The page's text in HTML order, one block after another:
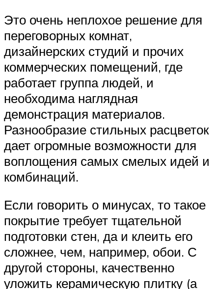
Это очень неплохое решение для
переговорных комнат,
дизайнерских студий и прочих
коммерческих помещений, где
работает группа людей, и
необходима наглядная
демонстрация материалов.
Разнообразие стильных расцветок
дает огромные возможности для
воплощения самых смелых идей и
комбинаций.
Если говорить о минусах, то такое
покрытие требует тщательной
подготовки стен, да и клеить его
сложнее, чем, например, обои. С
другой стороны, качественно
уложить керамическую плитку (а